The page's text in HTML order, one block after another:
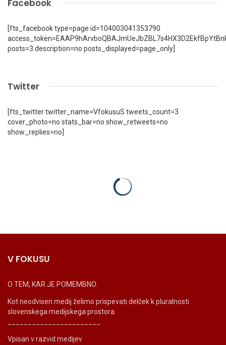
Facebook
[fts_facebook type=page id=104003041353790
posts=3 description=no posts_displayed=page_only]
Twitter
[fts_twitter twitter_name=VfokusuS tweets_count=3
cover_photo=no stats_bar=no show_retweets=no
show_replies=no]
V FOKUSU
O TEM, KAR JE POMEMBNO.
Kot neodvisen medij želimo prispevati delček k pluralnosti
slovenskega medijskega prostora.
Vpisan v razvid medijev